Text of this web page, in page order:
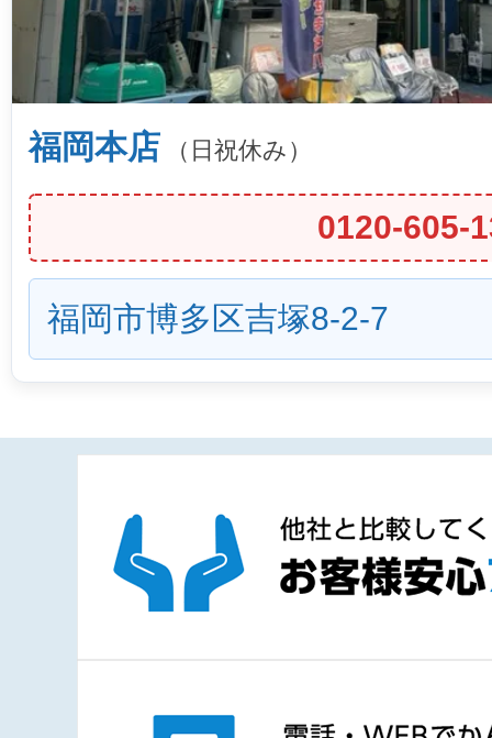
福岡本店 （日祝休み）
0120-605-
福岡市博多区吉塚8-2-7